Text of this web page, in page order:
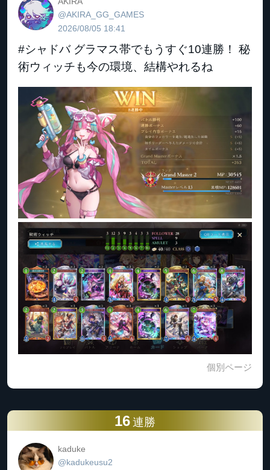
@AKIRA_GG_GAMES
2026/08/05 18:41
#シャドバ グラマス帯でもうすぐ10連勝！ 秘
術ウィッチも今の環境、結構やれるね
個別ページ
16 連勝
kaduke
@kadukeusu2